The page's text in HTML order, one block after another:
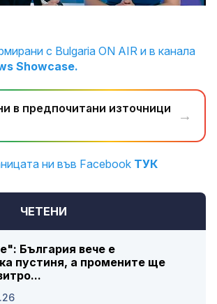
с Bulgaria ON AIR и в канала
Showcase.
в предпочитани източници
→
ни във Facebook ТУК
ЧЕТЕНИ
България вече е
пустиня, а промените ще